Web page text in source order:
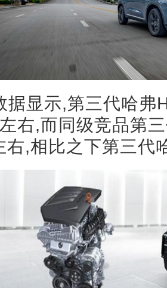
据显示,第三代哈弗
右,而同级竞品第
右,相比之下第三代